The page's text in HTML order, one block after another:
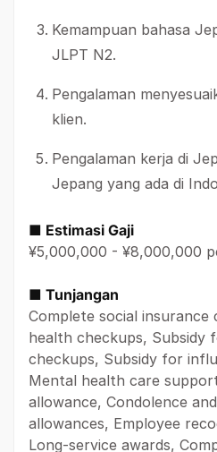
Kemampuan bahasa
JLPT N2.
Pengalaman
klien.
Pengalaman kerja di
Jepang yang ada di
■ Estimasi Gaji
¥5,000,000 - ¥8,000,000
■ Tunjangan
Complete social
health checkups, Subsidy
checkups, Subsidy for
Mental health care
allowance, Condolence
allowances, Employee
Long-service awards,